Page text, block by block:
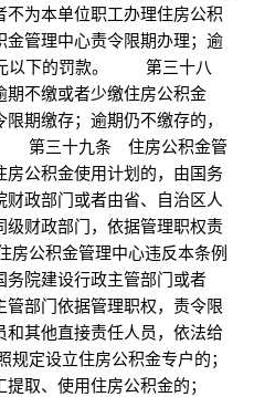
为本单位职工办理住房公积
管理中心责令限期办理；逾
元以下的罚款。 第三十八
不缴或者少缴住房公积金
期缴存；逾期仍不缴存的，
第三十九条 住房公积金管
公积金使用计划的，由国务
政部门或者由省、自治区人
财政部门，依据管理职权责
积金管理中心违反本条例
院建设行政主管部门或者
部门依据管理职权，责令限
其他直接责任人员，依法给
设立住房公积金专户的；
取、使用住房公积金的；